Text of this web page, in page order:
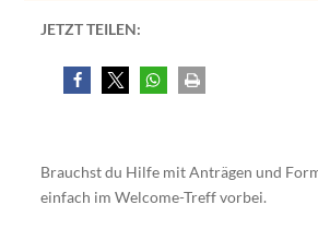
JETZT TEILEN:
Brauchst du Hilfe mit Anträgen und
einfach im Welcome-Treff vorbei.